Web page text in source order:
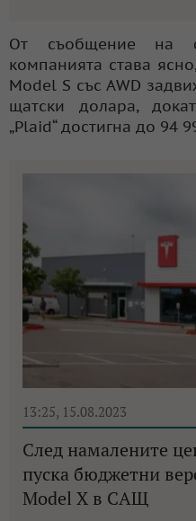
От съобщение на
компанията става
Model S със AWD
щатски долара,
„Plaid“ достигна до 94
13:25, 15.08.2023
След намалените
пуска бюджетни
Model X в САЩ